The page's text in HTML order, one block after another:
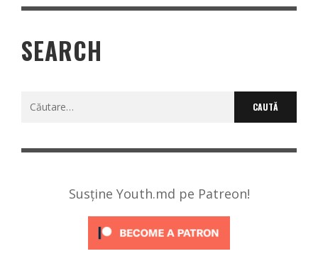
SEARCH
Susține Youth.md pe Patreon!